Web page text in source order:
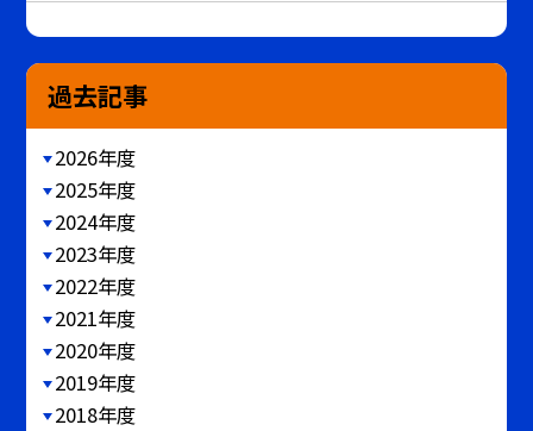
過去記事
2026年度
2025年度
2024年度
2023年度
2022年度
2021年度
2020年度
2019年度
2018年度